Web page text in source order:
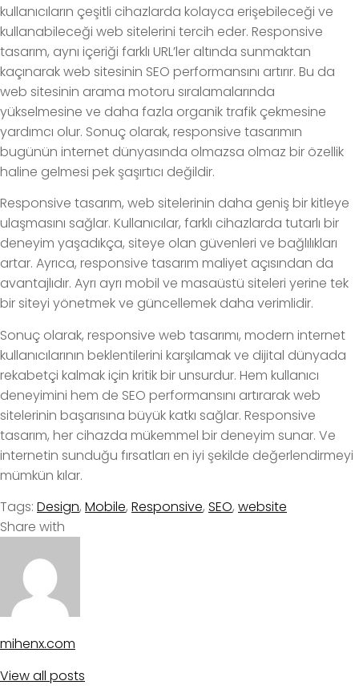
kullanıcıların çeşitli cihazlarda kolayca erişebileceği ve
kullanabileceği web sitelerini tercih eder. Responsive
tasarım, aynı içeriği farklı URL’ler altında sunmaktan
kaçınarak web sitesinin SEO performansını artırır. Bu da
web sitesinin arama motoru sıralamalarında
yükselmesine ve daha fazla organik trafik çekmesine
yardımcı olur. Sonuç olarak, responsive tasarımın
bugünün internet dünyasında olmazsa olmaz bir özellik
haline gelmesi pek şaşırtıcı değildir.
Responsive tasarım, web sitelerinin daha geniş bir kitleye
ulaşmasını sağlar. Kullanıcılar, farklı cihazlarda tutarlı bir
deneyim yaşadıkça, siteye olan güvenleri ve bağlılıkları
artar. Ayrıca, responsive tasarım maliyet açısından da
avantajlıdır. Ayrı ayrı mobil ve masaüstü siteleri yerine tek
bir siteyi yönetmek ve güncellemek daha verimlidir.
Sonuç olarak, responsive web tasarımı, modern internet
kullanıcılarının beklentilerini karşılamak ve dijital dünyada
rekabetçi kalmak için kritik bir unsurdur. Hem kullanıcı
deneyimini hem de SEO performansını artırarak web
sitelerinin başarısına büyük katkı sağlar. Responsive
tasarım, her cihazda mükemmel bir deneyim sunar. Ve
internetin sunduğu fırsatları en iyi şekilde değerlendirmeyi
mümkün kılar.
Tags: Design, Mobile, Responsive, SEO, website
Share with
mihenx.com
View all posts